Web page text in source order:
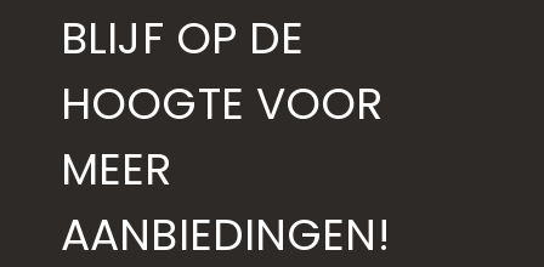
BLIJF OP DE
HOOGTE VOOR
MEER
AANBIEDINGEN!